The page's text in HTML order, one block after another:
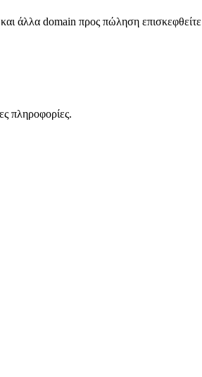
άλλα domain προς πώληση
πληροφορίες.